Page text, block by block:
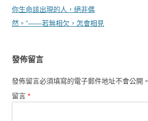
你生命該出現的人，絕非偶
然。”——若無相欠，怎會相見
發佈留言
發佈留言必須填寫的電子郵件地址不會公開。
留言 *